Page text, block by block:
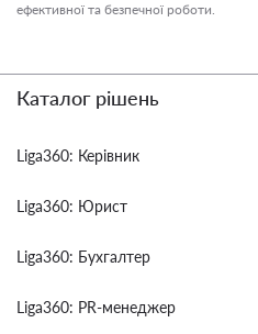
ефективної та безпечної роботи.
Каталог рішень
Liga360: Керівник
Liga360: Юрист
Liga360: Бухгалтер
Liga360: PR-менеджер